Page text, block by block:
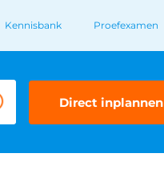
Kennisbank Proefexamen
Direct inplannen